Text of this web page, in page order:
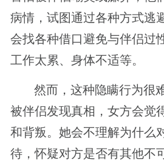
病情，试图通过各种方式逃
会找各种借口避免与伴侣过
工作太累、身体不适等。
然而，这种隐瞒行为很
被伴侣发现真相，女方会觉
和背叛。她会不理解为什么
待，怀疑对方是否有其他不